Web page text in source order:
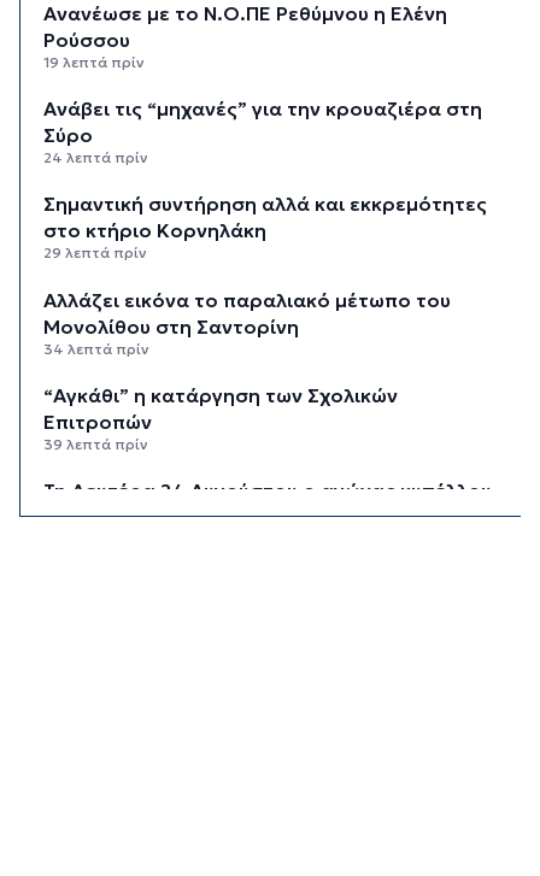
Ανανέωσε με το Ν.Ο.ΠΕ Ρεθύμνου η Ελένη
Ρούσσου
19 λεπτά πρίν
Ανάβει τις “μηχανές” για την κρουαζιέρα στη
Σύρο
24 λεπτά πρίν
Σημαντική συντήρηση αλλά και εκκρεμότητες
στο κτήριο Κορνηλάκη
29 λεπτά πρίν
Αλλάζει εικόνα το παραλιακό μέτωπο του
Μονολίθου στη Σαντορίνη
34 λεπτά πρίν
“Αγκάθι” η κατάργηση των Σχολικών
Επιτροπών
39 λεπτά πρίν
Τη Δευτέρα 24 Αυγούστου ο αγώνας κυπέλλου
της Ελλάς